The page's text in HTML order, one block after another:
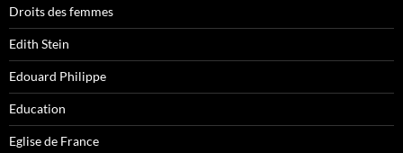
Droits des femmes
Edith Stein
Edouard Philippe
Education
Eglise de France